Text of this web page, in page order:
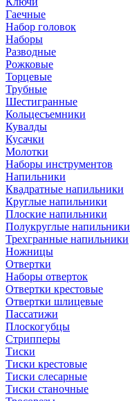
Гаечные
Набор головок
Наборы
Разводные
Рожковые
Торцевые
Трубные
Шестигранные
Кольцесъемники
Кувалды
Кусачки
Молотки
Наборы инструментов
Напильники
Квадратные напильники
Круглые напильники
Плоские напильники
Полукруглые напильники
Трехгранные напильники
Ножницы
Отвертки
Наборы отверток
Отвертки крестовые
Отвертки шлицевые
Пассатижи
Плоскогубцы
Стрипперы
Тиски
Тиски крестовые
Тиски слесарные
Тиски станочные